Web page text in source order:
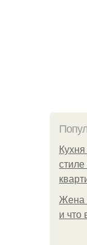
Жена
и что